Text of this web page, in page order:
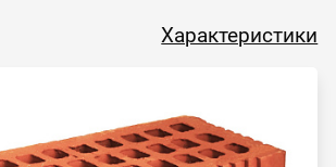
Характеристики